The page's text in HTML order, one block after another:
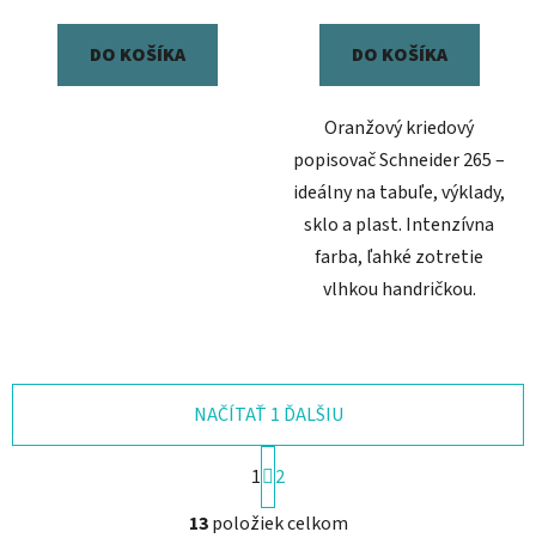
DO KOŠÍKA DO KOŠÍKA
Oranžový kriedový
popisovač Schneider 265 –
ideálny na tabuľe, výklady,
sklo a plast. Intenzívna
farba, ľahké zotretie
vlhkou handričkou.
O
v
NAČÍTAŤ 1 ĎALŠIU
S
t
r
á
1
2
13položiek celkom